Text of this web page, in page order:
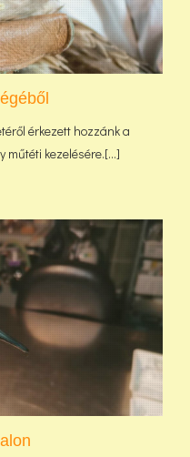
érkezett hozzánk a
kezelésére.[...]